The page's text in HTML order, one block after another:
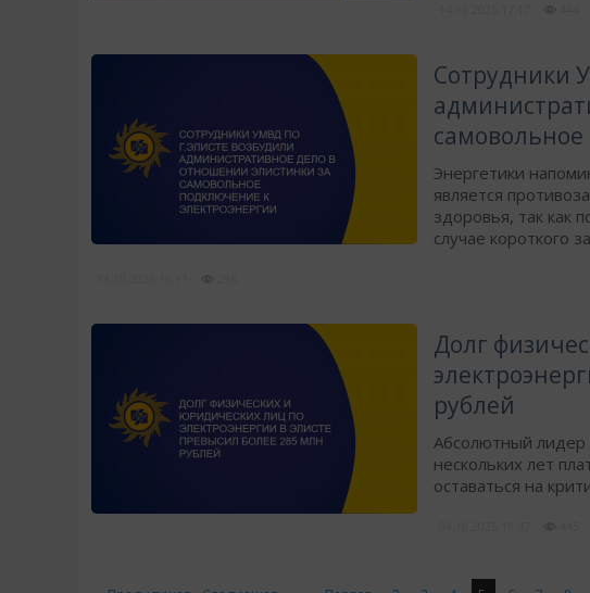
Сотрудники
Энергетики
является
здоровья, так как
случае короткого
Долг
рублей
Абсолютный лидер
нескольких лет
оставаться на